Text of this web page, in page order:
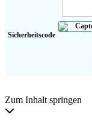
Sicherheitscode
Zum Inhalt springen